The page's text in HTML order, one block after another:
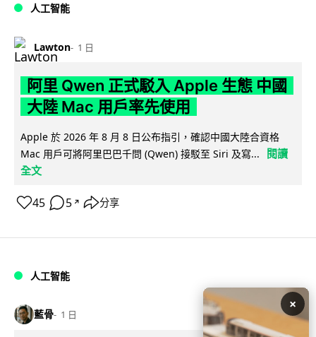
人工智能
Lawton 1 日
阿里 Qwen 正式駁入 Apple 生態 中國
大陸 Mac 用戶率先使用
Apple 於 2026 年 8 月 8 日公布指引，確認中國大陸合資格
Mac 用戶可將阿里巴巴千問 (Qwen) 接駁至 Siri 及寫...
閱讀
全文
45 5 ↗ 分享
人工智能
藍骨 1 日
×